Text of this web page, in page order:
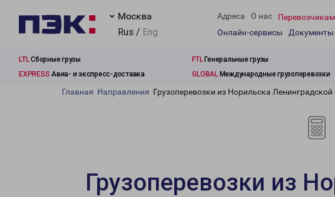
Москва
Rus / Eng
Адреса О нас Перевозчикам
Онлайн-сервисы
Документы
LTLСборные грузы FTLГенеральные грузы
EXPRESS Авиа- и экспресс-доставка GLOBALМеждународные грузоперевозки
Главная Направления Грузоперевозки из Норильска Ленинградской
Грузоперевозки из